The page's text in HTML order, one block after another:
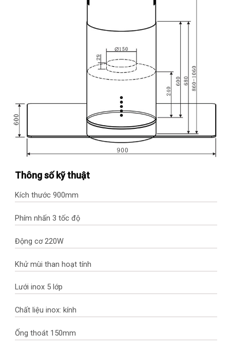
Thông số kỹ thuật
Kích thước 900mm
Phím nhấn 3 tốc độ
Động cơ 220W
Khử mùi than hoạt tính
Lưới inox 5 lớp
Chất liệu inox: kính
Ống thoát 150mm